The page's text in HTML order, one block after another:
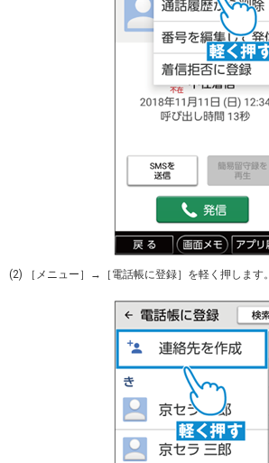
(2) ［メニュー］→［電話帳に登録］を軽く押します。